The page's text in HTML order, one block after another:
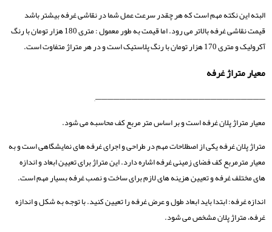
البته این نکته مهم است که هر چقدر سرعت عمل شما در نقاشی غرفه بیشتر باشد
قیمت نقاشی غرفه بالاتر می رود. اما قیمت به طور معمول : متری 180 هزار تومان با رنگ
آکرولیک و متری 170 هزار تومان با رنگ پلاستیک است و در هر متراژ متفاوت است.
معیار متراژ غرفه
————————————————————————————–
معیار متراژ پلان غرفه است و بر اساس متر مربع کف محاسبه می شود.
متراژ پلان غرفه یکی از اصطلاحات مهم در طراحی و اجرای غرفه ‌های نمایشگاهی است و به
معیار مترمربع کف فضای زمینی غرفه اشاره دارد. این متراژ برای تعیین ابعاد و اندازه
‌های مختلف غرفه و تعیین هزینه‌ های لازم برای ساخت و نصب غرفه بسیار مهم است.
اندازه غرفه: ابتدا باید ابعاد طول و عرض غرفه را تعیین کنید. با توجه به شکل و اندازه
غرفه، متراژ پلان مشخص می ‌شود.